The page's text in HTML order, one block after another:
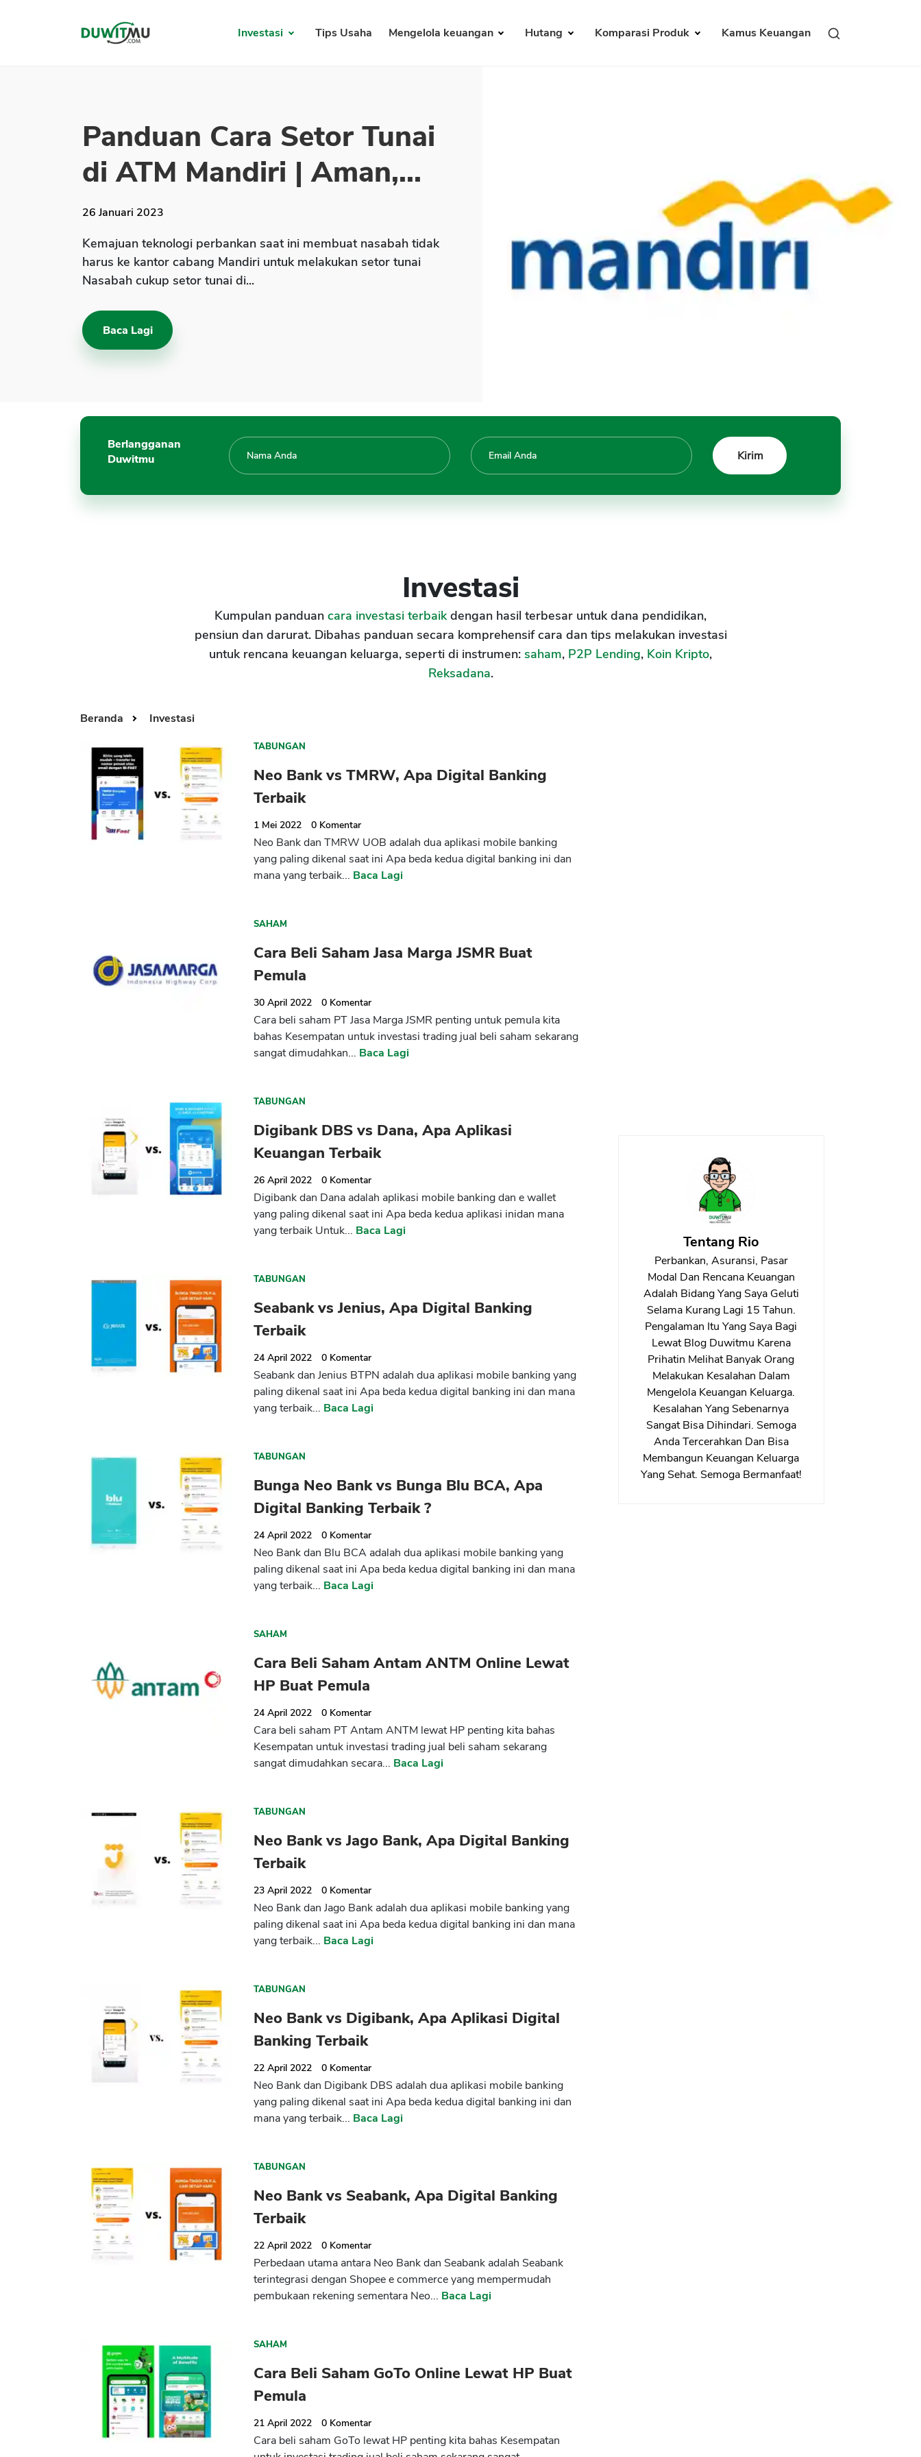
Investasi Tips Usaha Mengelola keuangan Hutang Komparasi Produk Kamus Keuangan
Panduan Cara Setor Tunai
di ATM Mandiri | Aman,...
26 Januari 2023
Kemajuan teknologi perbankan saat ini membuat nasabah tidak
harus ke kantor cabang Mandiri untuk melakukan setor tunai
Nasabah cukup setor tunai di...
Baca Lagi
Berlangganan
Duwitmu
Investasi
Kumpulan panduan cara investasi terbaikdengan hasil terbesar untuk dana pendidikan,
pensiun dan darurat. Dibahas panduan secara komprehensif cara dan tips melakukan investasi
untuk rencana keuangan keluarga, seperti di instrumen: saham, P2P Lending, Koin Kripto,
Reksadana.
Beranda Investasi
TABUNGAN
Neo Bank vs TMRW, Apa Digital Banking
Terbaik
1 Mei 2022 0 Komentar
Neo Bank dan TMRW UOB adalah dua aplikasi mobile banking
yang paling dikenal saat ini Apa beda kedua digital banking ini dan
mana yang terbaik... Baca Lagi
SAHAM
Cara Beli Saham Jasa Marga JSMR Buat
Pemula
30 April 2022 0 Komentar
Cara beli saham PT Jasa Marga JSMR penting untuk pemula kita
bahas Kesempatan untuk investasi trading jual beli saham sekarang
sangat dimudahkan... Baca Lagi
TABUNGAN
Digibank DBS vs Dana, Apa Aplikasi
Keuangan Terbaik
26 April 2022 0 Komentar
Digibank dan Dana adalah aplikasi mobile banking dan e wallet
yang paling dikenal saat ini Apa beda kedua aplikasi inidan mana
yang terbaik Untuk... Baca Lagi
TABUNGAN
Seabank vs Jenius, Apa Digital Banking
Terbaik
24 April 2022 0 Komentar
Seabank dan Jenius BTPN adalah dua aplikasi mobile banking yang
paling dikenal saat ini Apa beda kedua digital banking ini dan mana
yang terbaik... Baca Lagi
TABUNGAN
Bunga Neo Bank vs Bunga Blu BCA, Apa
Digital Banking Terbaik ?
24 April 2022 0 Komentar
Neo Bank dan Blu BCA adalah dua aplikasi mobile banking yang
paling dikenal saat ini Apa beda kedua digital banking ini dan mana
yang terbaik... Baca Lagi
SAHAM
Cara Beli Saham Antam ANTM Online Lewat
HP Buat Pemula
24 April 2022 0 Komentar
Cara beli saham PT Antam ANTM lewat HP penting kita bahas
Kesempatan untuk investasi trading jual beli saham sekarang
sangat dimudahkan secara... Baca Lagi
TABUNGAN
Neo Bank vs Jago Bank, Apa Digital Banking
Terbaik
23 April 2022 0 Komentar
Neo Bank dan Jago Bank adalah dua aplikasi mobile banking yang
paling dikenal saat ini Apa beda kedua digital banking ini dan mana
yang terbaik... Baca Lagi
TABUNGAN
Neo Bank vs Digibank, Apa Aplikasi Digital
Banking Terbaik
22 April 2022 0 Komentar
Neo Bank dan Digibank DBS adalah dua aplikasi mobile banking
yang paling dikenal saat ini Apa beda kedua digital banking ini dan
mana yang terbaik... Baca Lagi
TABUNGAN
Neo Bank vs Seabank, Apa Digital Banking
Terbaik
22 April 2022 0 Komentar
Perbedaan utama antara Neo Bank dan Seabank adalah Seabank
terintegrasi dengan Shopee e commerce yang mempermudah
pembukaan rekening sementara Neo... Baca Lagi
SAHAM
Cara Beli Saham GoTo Online Lewat HP Buat
Pemula
21 April 2022 0 Komentar
Cara beli saham GoTo lewat HP penting kita bahas Kesempatan
Tentang Rio
Perbankan, Asuransi, Pasar
Modal Dan Rencana Keuangan
Adalah Bidang Yang Saya Geluti
Selama Kurang Lagi 15 Tahun.
Pengalaman Itu Yang Saya Bagi
Lewat Blog Duwitmu Karena
Prihatin Melihat Banyak Orang
Melakukan Kesalahan Dalam
Mengelola Keuangan Keluarga.
Kesalahan Yang Sebenarnya
Sangat Bisa Dihindari. Semoga
Anda Tercerahkan Dan Bisa
Membangun Keuangan Keluarga
Yang Sehat. Semoga Bermanfaat!